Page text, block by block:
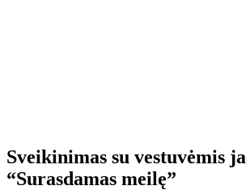
Sveikinimas su vestuvėmis
“Surasdamas meilę”